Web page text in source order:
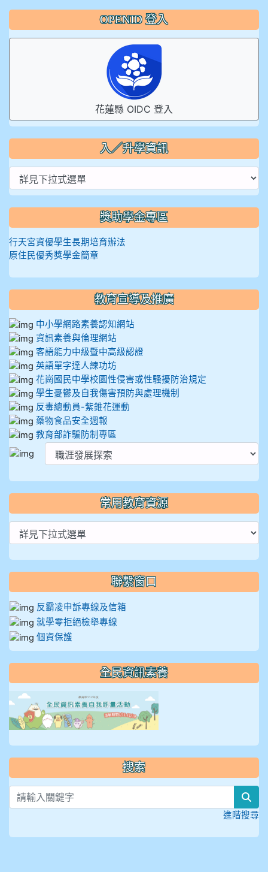
OPENID 登入
花蓮縣 OIDC 登入
入／升學資訊
獎助學金專區
行天宮資優學生長期培育辦法
原住民優秀獎學金簡章
教育宣導及推廣
中小學網路素養認知網站
資訊素養與倫理網站
客語能力中級暨中高級認證
英語單字達人練功坊
花崗國民中學校園性侵害或性騷擾防治規定
學生憂鬱及自我傷害預防與處理機制
反毒總動員-紫錐花運動
藥物食品安全週報
教育部詐騙防制專區
常用教育資源
聯繫窗口
反霸凌申訴專線及信箱
就學零拒絕檢舉專線
個資保護
全民資訊素養
搜索
進階搜尋